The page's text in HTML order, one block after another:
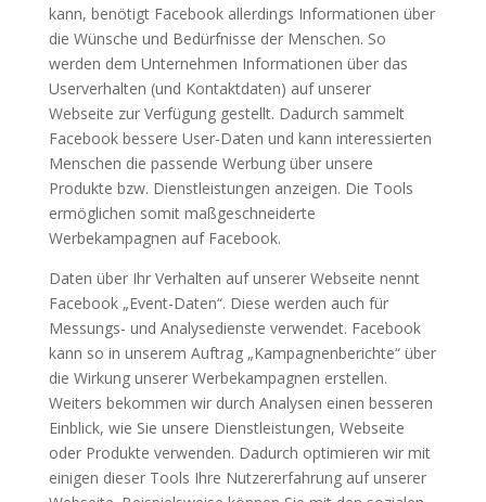
kann, benötigt Facebook allerdings Informationen über
die Wünsche und Bedürfnisse der Menschen. So
werden dem Unternehmen Informationen über das
Userverhalten (und Kontaktdaten) auf unserer
Webseite zur Verfügung gestellt. Dadurch sammelt
Facebook bessere User-Daten und kann interessierten
Menschen die passende Werbung über unsere
Produkte bzw. Dienstleistungen anzeigen. Die Tools
ermöglichen somit maßgeschneiderte
Werbekampagnen auf Facebook.
Daten über Ihr Verhalten auf unserer Webseite nennt
Facebook „Event-Daten“. Diese werden auch für
Messungs- und Analysedienste verwendet. Facebook
kann so in unserem Auftrag „Kampagnenberichte“ über
die Wirkung unserer Werbekampagnen erstellen.
Weiters bekommen wir durch Analysen einen besseren
Einblick, wie Sie unsere Dienstleistungen, Webseite
oder Produkte verwenden. Dadurch optimieren wir mit
einigen dieser Tools Ihre Nutzererfahrung auf unserer